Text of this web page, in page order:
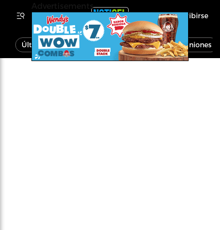
Inscribirse
Última Hora Noticias Economía Opiniones
Advertisements